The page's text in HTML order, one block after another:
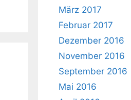
März 2017
Februar 2017
Dezember 2016
November 2016
September 2016
Mai 2016